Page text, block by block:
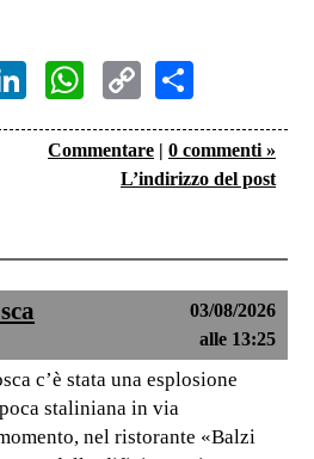
LinkedInWhatsApp
Copy
Link
Commentare | 0 commenti »
L’indirizzo del post
03/08/2026
alle 13:25
c’è stata una esplosione
staliniana in via
nel ristorante «Balzi